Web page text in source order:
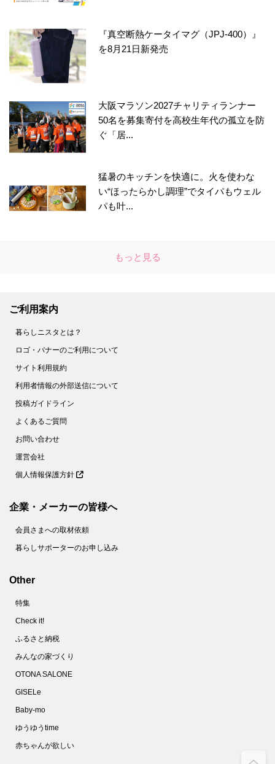
『真空断熱ケータイマグ（JPJ-400）』
を8月21日新発売
大阪マラソン2027チャリティランナー
50名を募集寄付を高校生年代の孤立を防
ぐ「居...
猛暑のキッチンを快適に。火を使わな
い“ほったらかし調理”でタイパもウェル
パも叶...
もっと見る
ご利用案内
暮らしニスタとは？
ロゴ・バナーのご利用について
サイト利用規約
利用者情報の外部送信について
投稿ガイドライン
よくあるご質問
お問い合わせ
運営会社
個人情報保護方針
企業・メーカーの皆様へ
会員さまへの取材依頼
暮らしサポーターのお申し込み
Other
特集
Check it!
ふるさと納税
みんなの家づくり
OTONA SALONE
GISELe
Baby-mo
ゆうゆうtime
赤ちゃんが欲しい